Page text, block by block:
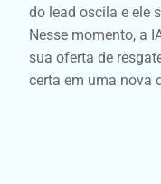
do lead oscila e ele
Nesse momento, a
sua oferta de
certa em uma nova